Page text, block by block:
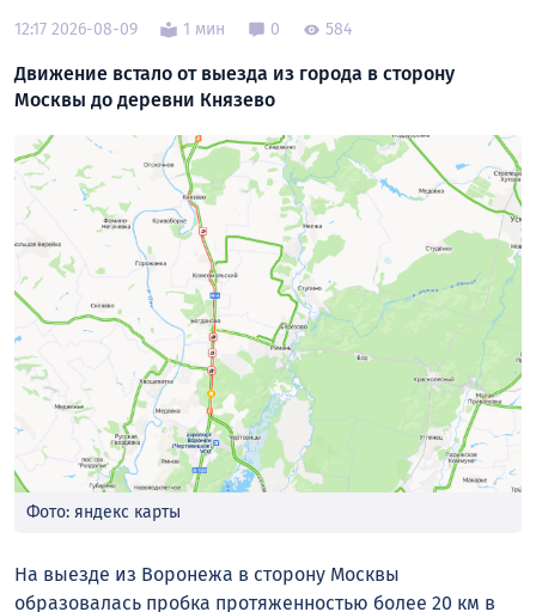
12:17 2026-08-09 1 мин 0 584
Движение встало от выезда из города в сторону
Москвы до деревни Князево
Фото: яндекс карты
На выезде из Воронежа в сторону Москвы
образовалась пробка протяженностью более 20 км в